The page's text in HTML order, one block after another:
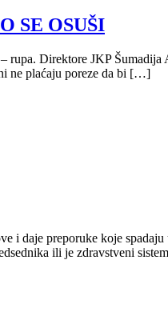
SE OSUŠI
rupa. Direktore JKP
ne plaćaju poreze da bi […]
i daje preporuke koje
ili je zdravstveni